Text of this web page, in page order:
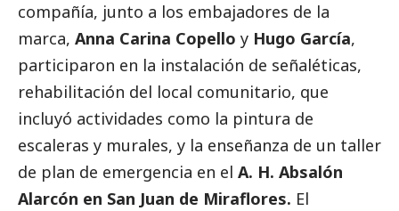
compañía, junto a los embajadores de la
marca, Anna Carina Copello y Hugo García,
participaron en la instalación de señaléticas,
rehabilitación del local comunitario, que
incluyó actividades como la pintura de
escaleras y murales, y la enseñanza de un taller
de plan de emergencia en el A. H. Absalón
Alarcón en San Juan de Miraflores. El